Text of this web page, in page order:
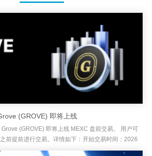
(GROVE) 即将上线
(GROVE) 即将上线 MEXC 盘前交易。 用户可
前提前进行交易。详情如下：开始交易时间：2026
盘前...